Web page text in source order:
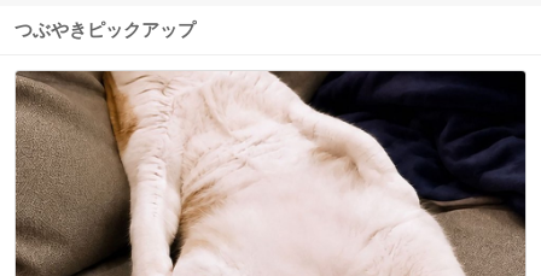
つぶやきピックアップ